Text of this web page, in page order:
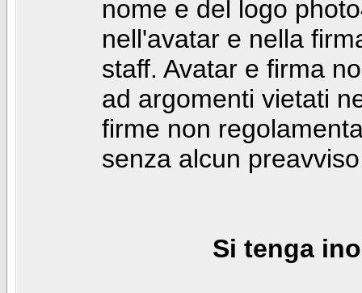
nome e del logo
nell'avatar e nella
staff. Avatar e firma
ad argomenti vietati
firme non
senza alcun
Si tenga